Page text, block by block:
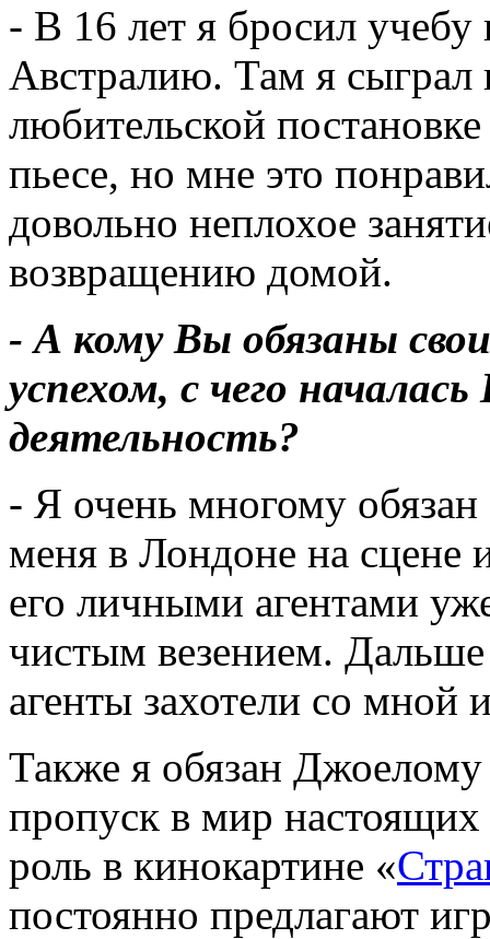
- В 16 лет я бросил учебу
Австралию. Там я сыграл
любительской
пьесе, но мне это
довольно неплохое
возвращению домой.
- А кому Вы обязаны
успехом, с чего
деятельность?
- Я очень многому
меня в Лондоне на сцене
его личными агентами
чистым везением.
агенты захотели со мной
Также я обязан
пропуск в мир
роль в кинокартине «
постоянно предлагают